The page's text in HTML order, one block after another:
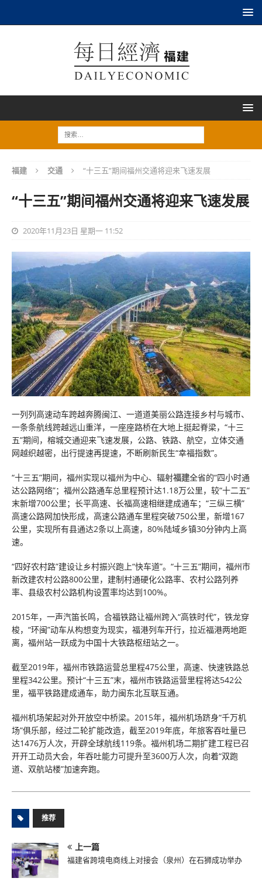
福建 交通 “十三五”期间福州交通将迎来飞速发展
“十三五”期间福州交通将迎来飞速发展
2020年11月23日 星期一 11:52
一列列高速动车跨越奔腾闽江、一道道美丽公路连接乡村与城市、
一条条航线跨越远山重洋，一座座路桥在大地上挺起脊梁，“十三
五”期间，榕城交通迎来飞速发展，公路、铁路、航空，立体交通
网越织越密，出行提速再提速，不断刷新民生“幸福指数”。
“十三五”期间，福州实现以福州为中心、辐射福建全省的“四小时通
达公路网络”；福州公路通车总里程预计达1.18万公里，较“十二五”
末新增700公里；长平高速、长福高速相继建成通车；“三纵三横”
高速公路网加快形成，高速公路通车里程突破750公里，新增167
公里，实现所有县通达2条以上高速，80%陆域乡镇30分钟内上高
速。
“四好农村路”建设让乡村振兴跑上“快车道”。“十三五”期间，福州市
新改建农村公路800公里，建制村通硬化公路率、农村公路列养
率、县级农村公路机构设置率均达到100%。
2015年，一声汽笛长鸣，合福铁路让福州跨入“高铁时代”，铁龙穿
梭，“环闽”动车从构想变为现实，福港列车开行，拉近福港两地距
离，福州站一跃成为中国十大铁路枢纽站之一。
截至2019年，福州市铁路运营总里程475公里，高速、快速铁路总
里程342公里。预计“十三五”末，福州市铁路运营里程将达542公
里，福平铁路建成通车，助力闽东北互联互通。
福州机场架起对外开放空中桥梁。2015年，福州机场跻身“千万机
场”俱乐部，经过二轮扩能改造，截至2019年底，年旅客吞吐量已
达1476万人次，开辟全球航线119条。福州机场二期扩建工程已召
开开工动员大会，年吞吐能力可提升至3600万人次，向着“双跑
道、双航站楼”加速奔跑。
推荐
上一篇
福建省跨境电商线上对接会（泉州）在石狮成功举办